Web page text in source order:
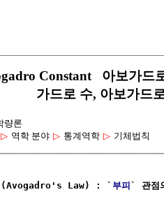
Constant 아보가드
가드로 수, 아보가드
량론
▷ 역학 분야 ▷ 통계역학 ▷ 기체법칙
(Avogadro's Law) : ` 부피` 관